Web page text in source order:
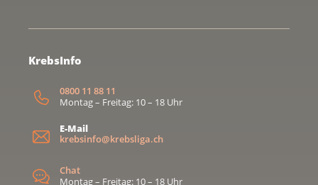
KrebsInfo
0800 11 88 11
Montag – Freitag: 10 – 18 Uhr
E-Mail
krebsinfo@krebsliga.ch
Chat
Montag – Freitag: 10 – 18 Uhr